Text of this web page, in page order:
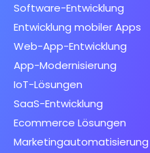
Software-Entwicklung
Entwicklung mobiler Apps
Web-App-Entwicklung
App-Modernisierung
IoT-Lösungen
SaaS-Entwicklung
Ecommerce Lösungen
Marketingautomatisierung